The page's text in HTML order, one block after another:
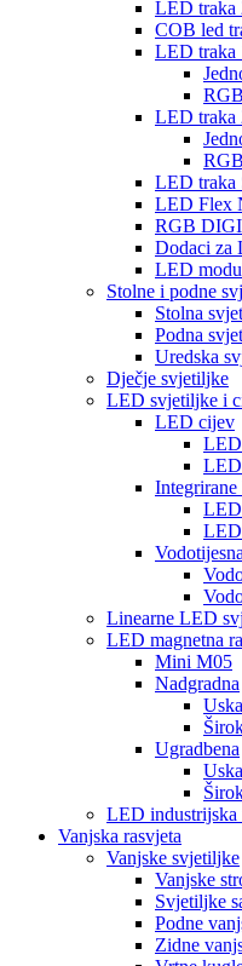
LED traka
COB led
LED traka
LED traka
LED
LED Flex
RGB
Dodaci za
LED
Stolne i podne
Stolna
Podna
Uredska
Dječje svjetiljke
LED svjetiljke i
LED cijev
Linearne LED
LED magnetna
Mini M05
Nadgradna
Ugradbena
LED industrijska
Vanjska rasvjeta
Vanjske svjetiljke
Vanjske
Svjetiljke
Podne
Zidne